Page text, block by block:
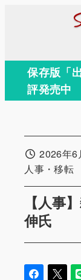
コ
テ
保存版「
評発売中
【人事
伸氏
投稿日2026年6
カテゴリー
人事・移転